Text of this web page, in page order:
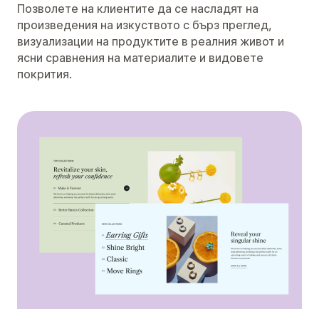
Позволете на клиентите да се насладят на
произведения на изкуството с бърз преглед,
визуализации на продуктите в реалния живот и
ясни сравнения на материалите и видовете
покрития.